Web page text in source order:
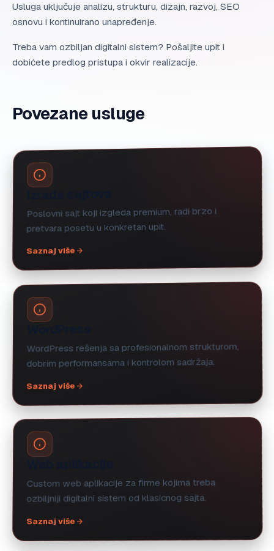
Usluga uključuje analizu, strukturu, dizajn, razvoj, SEO
osnovu i kontinuirano unapređenje.
Treba vam ozbiljan digitalni sistem? Pošaljite upit i
dobićete predlog pristupa i okvir realizacije.
Povezane usluge
Poslovni sajt koji izgleda premium, radi brzo i
pretvara posetu u konkretan upit.
Saznaj više
WordPress rešenja sa profesionalnom strukturom,
dobrim performansama i kontrolom sadržaja.
Saznaj više
Custom web aplikacije za firme kojima treba
ozbiljniji digitalni sistem od klasicnog sajta.
Saznaj više